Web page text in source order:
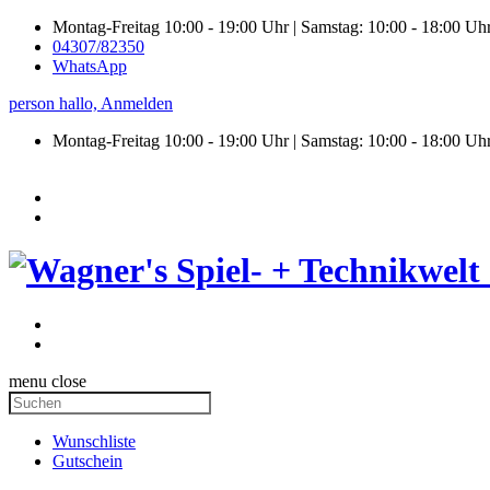
Montag-Freitag 10:00 - 19:00 Uhr | Samstag: 10:00 - 18:00
04307/82350
WhatsApp
person hallo, Anmelden
Montag-Freitag 10:00 - 19:00 Uhr | Samstag: 10:00 - 18:00
menu close
Wunschliste
Gutschein